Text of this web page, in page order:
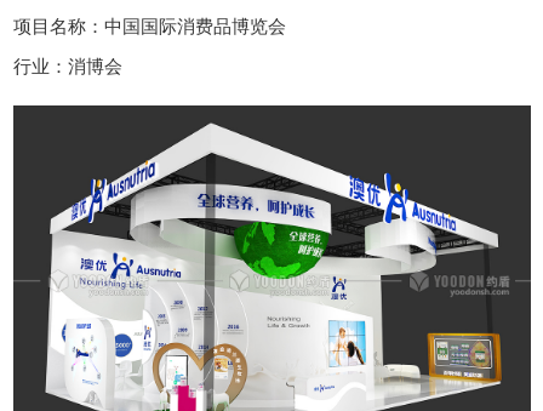
项目名称：中国国际消费品博览会
行业：消博会